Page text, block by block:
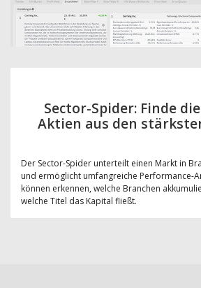
Sector-Spider: Finde
Aktien aus den
Der Sector-Spider unterteilt einen Markt in
und ermöglicht umfangreiche Performance-
können erkennen, welche Branchen
welche Titel das Kapital fließt.